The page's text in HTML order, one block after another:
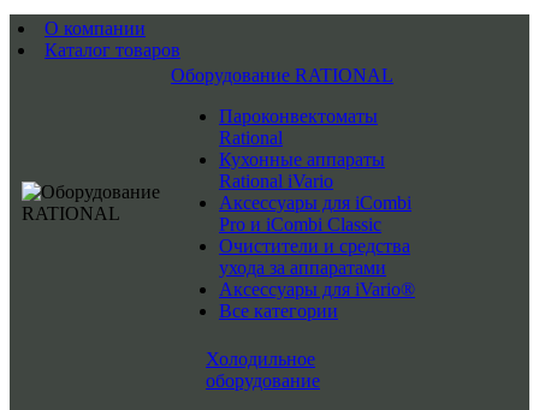
О компании
Каталог товаров
Оборудование RATIONAL
Пароконвектоматы
Rational
Кухонные аппараты
Rational iVario
Аксессуары для iCombi
Pro и iCombi Classic
Очистители и средства
ухода за аппаратами
Аксессуары для iVario®
Все категории
Холодильное
оборудование